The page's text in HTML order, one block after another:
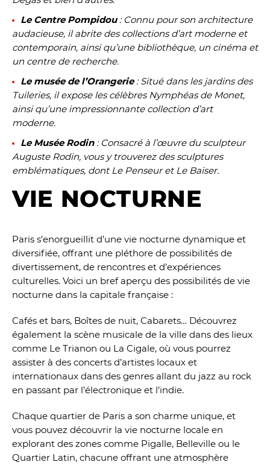
Le Centre Pompidou: Connu pour son architecture
audacieuse, il abrite des collections d’art moderne et
contemporain, ainsi qu’une bibliothèque, un cinéma et
un centre de recherche.
Le musée de l’Orangerie: Situé dans les jardins des
Tuileries, il expose les célèbres Nymphéas de Monet,
ainsi qu’une impressionnante collection d’art
moderne.
Le Musée Rodin: Consacré à l’œuvre du sculpteur
Auguste Rodin, vous y trouverez des sculptures
emblématiques, dont Le Penseur et Le Baiser.
VIE NOCTURNE
Paris s’enorgueillit d’une vie nocturne dynamique et
diversifiée, offrant une pléthore de possibilités de
divertissement, de rencontres et d’expériences
culturelles. Voici un bref aperçu des possibilités de vie
nocturne dans la capitale française :
Cafés et bars, Boîtes de nuit, Cabarets… Découvrez
également la scène musicale de la ville dans des lieux
comme Le Trianon ou La Cigale, où vous pourrez
assister à des concerts d’artistes locaux et
internationaux dans des genres allant du jazz au rock
en passant par l’électronique et l’indie.
Chaque quartier de Paris a son charme unique, et
vous pouvez découvrir la vie nocturne locale en
explorant des zones comme Pigalle, Belleville ou le
Quartier Latin, chacune offrant une atmosphère